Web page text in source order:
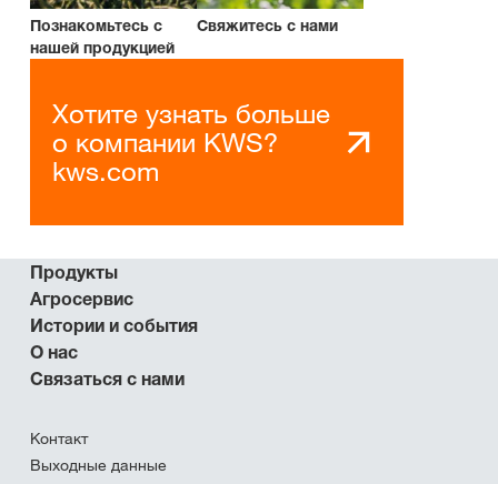
Познакомьтесь с
нашей продукцией
Свяжитесь с нами
Хотите узнать больше
о компании KWS?
kws.com
Продукты
Агросервис
Истории и события
О нас
Связаться с нами
Контакт
Выходные данные